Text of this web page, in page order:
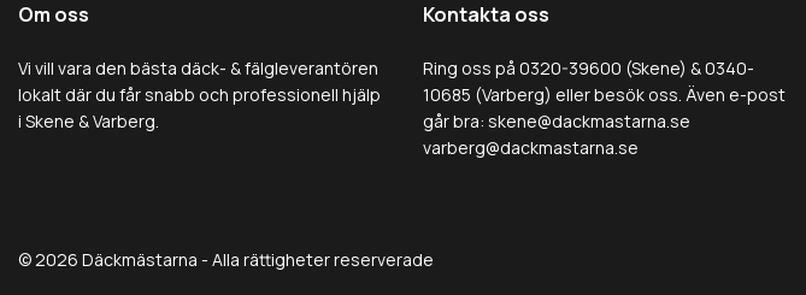
Om oss
Vi vill vara den bästa däck- & fälgleverantören
lokalt där du får snabb och professionell hjälp
i Skene & Varberg.
Kontakta oss
Ring oss på 0320-39600 (Skene) & 0340-
10685 (Varberg) eller besök oss. Även e-post
går bra: skene@dackmastarna.se
varberg@dackmastarna.se
© 2026 Däckmästarna - Alla rättigheter reserverade